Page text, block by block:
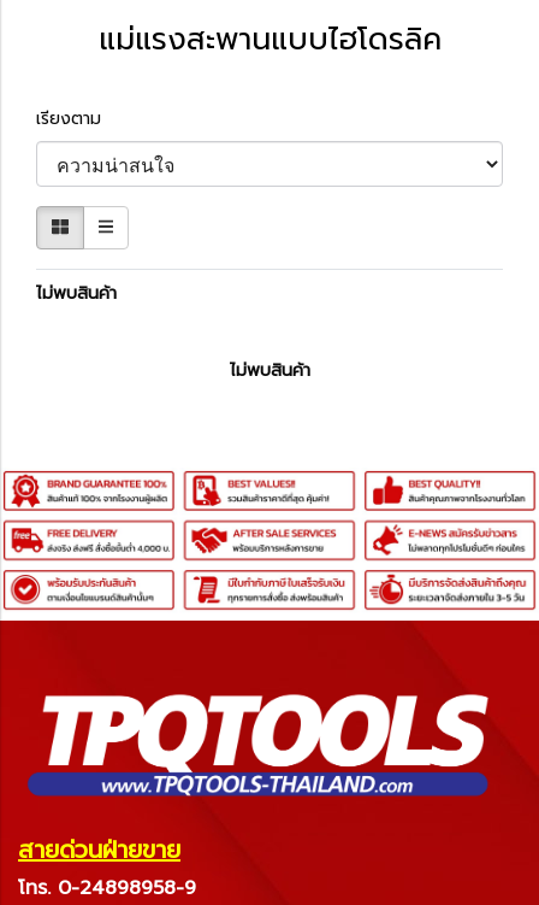
แม่แรงสะพานแบบไฮโดรลิค
เรียงตาม
ไม่พบสินค้า
ไม่พบสินค้า
สายด่วนฝ่ายขาย
โทร. 0-24898958-9